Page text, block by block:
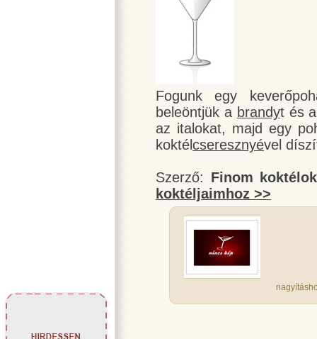
Fogunk egy
beleöntjük a brandyt és
az italokat, majd egy
koktélcseresznyével
Szerző: Finom koktélok
koktéljaimhoz >>